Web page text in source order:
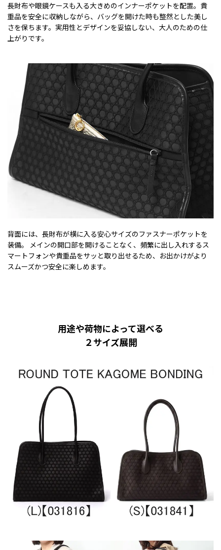
長財布や眼鏡ケースも入る大きめのインナーポケットを配置。貴
重品を安全に収納しながら、バッグを開けた時も整然とした美し
さを保ちます。実用性とデザインを妥協しない、大人のための仕
上がりです。
背面には、長財布が横に入る安心サイズのファスナーポケットを
装備。 メインの開口部を開けることなく、頻繁に出し入れするス
マートフォンや貴重品をサッと取り出せるため、お出かけがより
スムーズかつ安全に楽しめます。
用途や荷物によって選べる
２サイズ展開